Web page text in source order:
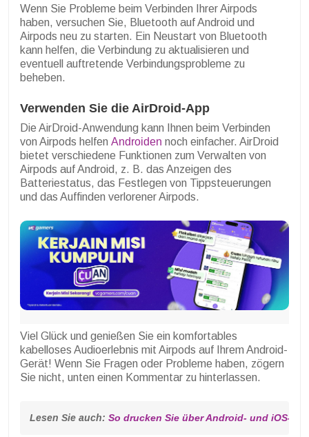
Wenn Sie Probleme beim Verbinden Ihrer Airpods
haben, versuchen Sie, Bluetooth auf Android und
Airpods neu zu starten. Ein Neustart von Bluetooth
kann helfen, die Verbindung zu aktualisieren und
eventuell auftretende Verbindungsprobleme zu
beheben.
Verwenden Sie die AirDroid-App
Die AirDroid-Anwendung kann Ihnen beim Verbinden
von Airpods helfen Androiden noch einfacher. AirDroid
bietet verschiedene Funktionen zum Verwalten von
Airpods auf Android, z. B. das Anzeigen des
Batteriestatus, das Festlegen von Tippsteuerungen
und das Auffinden verlorener Airpods.
Viel Glück und genießen Sie ein komfortables
kabelloses Audioerlebnis mit Airpods auf Ihrem Android-
Gerät! Wenn Sie Fragen oder Probleme haben, zögern
Sie nicht, unten einen Kommentar zu hinterlassen.
Lesen Sie auch: So drucken Sie über Android- und iOS-